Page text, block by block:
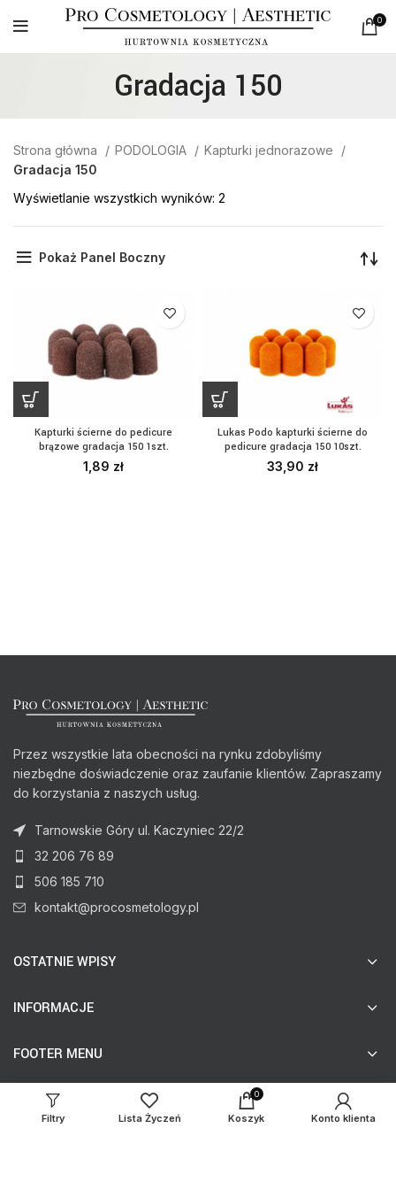
0
Gradacja 150
Strona główna PODOLOGIA
Kapturki jednorazowe
Gradacja 150
Wyświetlanie wszystkich wyników: 2
Pokaż Panel Boczny
Kapturki ścierne do pedicure
brązowe gradacja 150 1szt.
1,89 zł
Lukas Podo kapturki ścierne do
pedicure gradacja 150 10szt.
33,90 zł
Przez wszystkie lata obecności na rynku zdobyliśmy
niezbędne doświadczenie oraz zaufanie klientów. Zapraszamy
do korzystania z naszych usług.
Tarnowskie Góry ul. Kaczyniec 22/2
32 206 76 89
506 185 710
kontakt@procosmetology.pl
OSTATNIE WPISY
INFORMACJE
FOOTER MENU
© procosmetology.pl
Filtry Lista Życzeń
0
Koszyk Konto klienta